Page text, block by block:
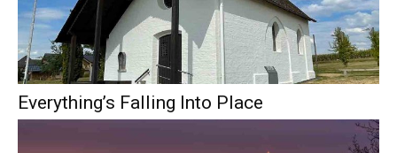
Everything’s Falling Into Place